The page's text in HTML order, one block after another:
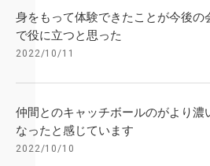
身をもって体験できたことが今後の
で役に立つと思った
2022/10/11
仲間とのキャッチボールのがより濃
なったと感じています
2022/10/10